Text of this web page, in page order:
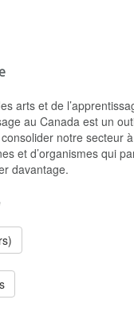
arts et de
au Canada est un
notre secteur
et d’organismes qui
davantage.